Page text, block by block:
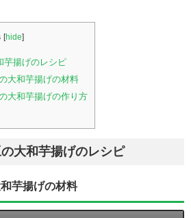
[hide]
芋揚げのレシピ
大和芋揚げの材料
大和芋揚げの作り方
大和芋揚げのレシピ
芋揚げの材料